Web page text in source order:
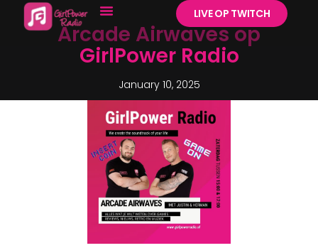
LIVE OP TWITCH
Arcade Airwaves op
GirlPower Radio
January 10, 2025